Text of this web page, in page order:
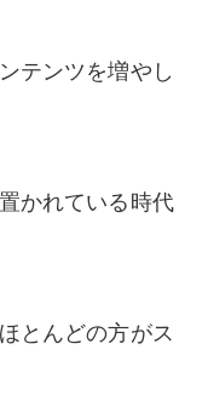
テンツを増やし
かれている時代
とんどの方がス